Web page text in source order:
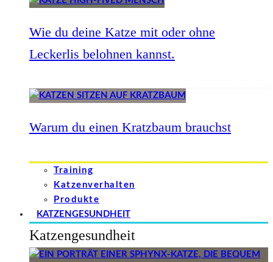
Wie du deine Katze mit oder ohne
Leckerlis belohnen kannst.
Warum du einen Kratzbaum brauchst
Training
Katzenverhalten
Produkte
KATZENGESUNDHEIT
Katzengesundheit